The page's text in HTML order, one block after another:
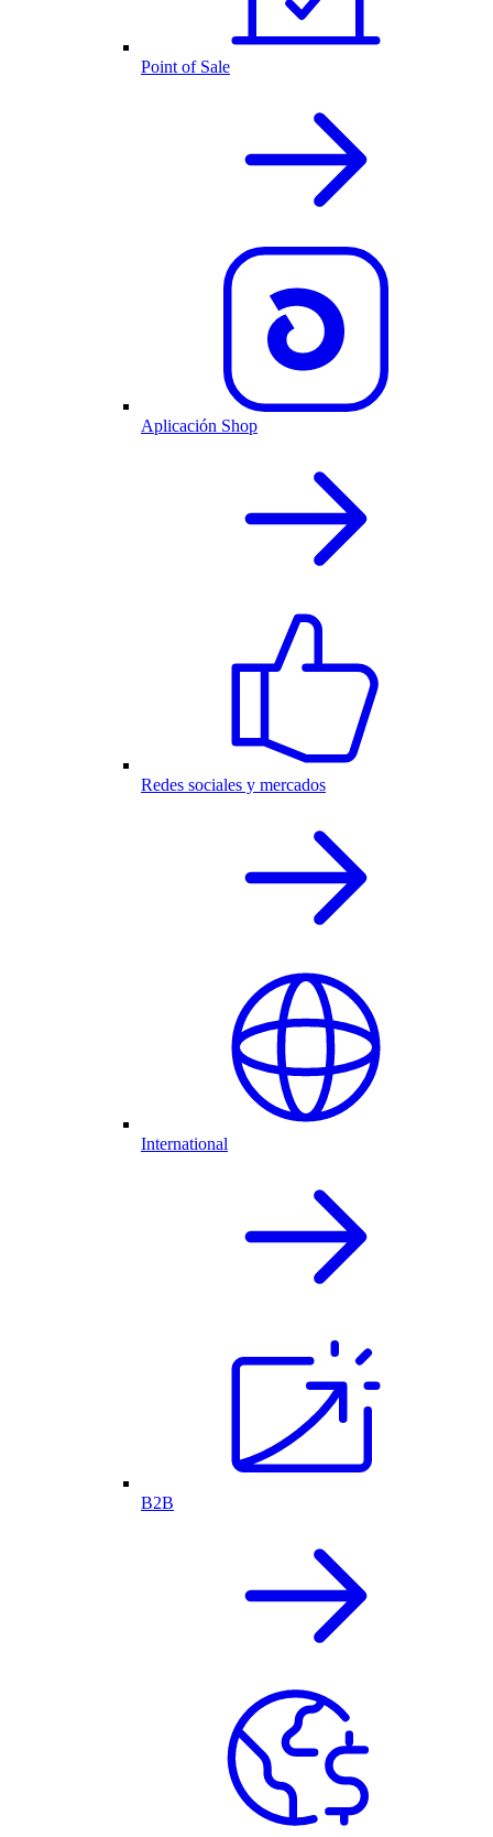
Point of Sale
Aplicación Shop
Redes sociales y mercados
International
B2B